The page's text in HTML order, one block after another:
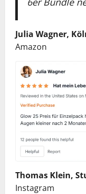
Julia Wagner,
Amazon
Thomas Klein,
Instagram